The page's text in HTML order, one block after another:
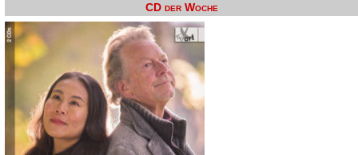
CD der Woche